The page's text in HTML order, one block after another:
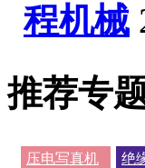
程机械
推荐专
压电写真机
绝